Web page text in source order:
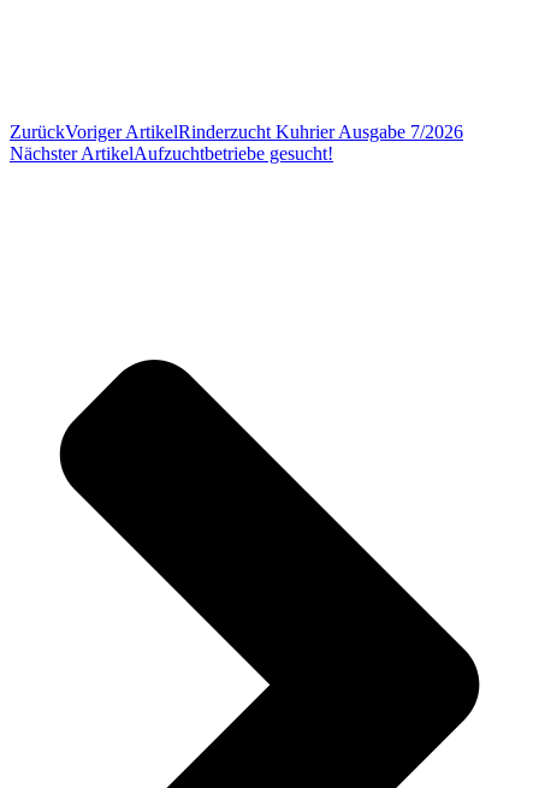
ZurückVoriger ArtikelRinderzucht Kuhrier Ausgabe 7/2026
Nächster ArtikelAufzuchtbetriebe gesucht!